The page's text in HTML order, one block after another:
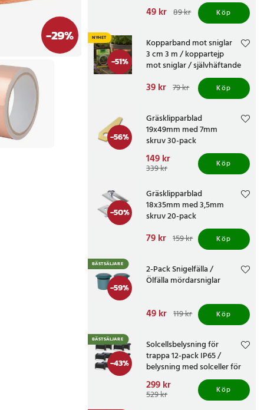
-29%
Nuvarande pris
Tidigare pris 89 kr
49 kr 89 kr Köp
-51%
NYHET
Kopparband mot sniglar
3 cm 3 m / koppartejp
mot sniglar / självhäftande
Nuvarande pris
Tidigare pris 79 kr
39 kr 79 kr Köp
-56%
Gräsklipparblad
19x49mm med 7mm
skruv 30-pack
Nuvarande pris:
149 krTidigare pris 339 kr
149 kr
339 kr Köp
-50%
Gräsklipparblad
18x35mm med 3,5mm
skruv 20-pack
Nuvarande pris
Tidigare pris 159 kr
79 kr 159 kr Köp
-59%
BÄSTSÄLJARE
2-Pack Snigelfälla /
Ölfälla mördarsniglar
Nuvarande pris
Tidigare pris 119 kr
49 kr 119 kr Köp
-43%
BÄSTSÄLJARE
Solcellsbelysning för
trappa 12-pack IP65 /
belysning med solceller för
altan och staket /
trappbelysning
Nuvarande pris:
299 krTidigare pris :529 kr
299 kr
529 kr Köp